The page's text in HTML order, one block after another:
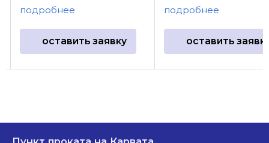
подробнее
оставить заявку
подробнее
оставить